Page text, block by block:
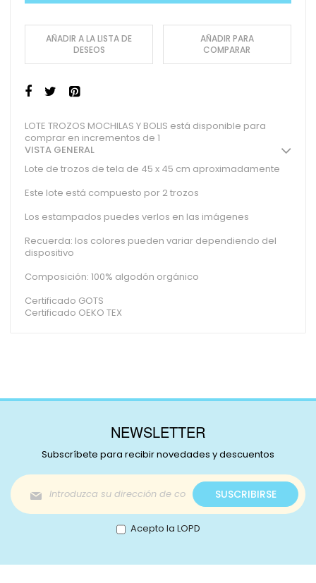
AÑADIR A LA LISTA DE
DESEOS
AÑADIR PARA
COMPARAR
LOTE TROZOS MOCHILAS Y BOLIS está disponible para
comprar en incrementos de 1
VISTA GENERAL
Lote de trozos de tela de 45 x 45 cm aproximadamente
Este lote está compuesto por 2 trozos
Los estampados puedes verlos en las imágenes
Recuerda: los colores pueden variar dependiendo del
dispositivo
Composición: 100% algodón orgánico
Certificado GOTS
Certificado OEKO TEX
NEWSLETTER
Subscríbete para recibir novedades y descuentos
Inscríbase
a
nuestro
boletín
de
SUSCRIBIRSE
Acepto la LOPD